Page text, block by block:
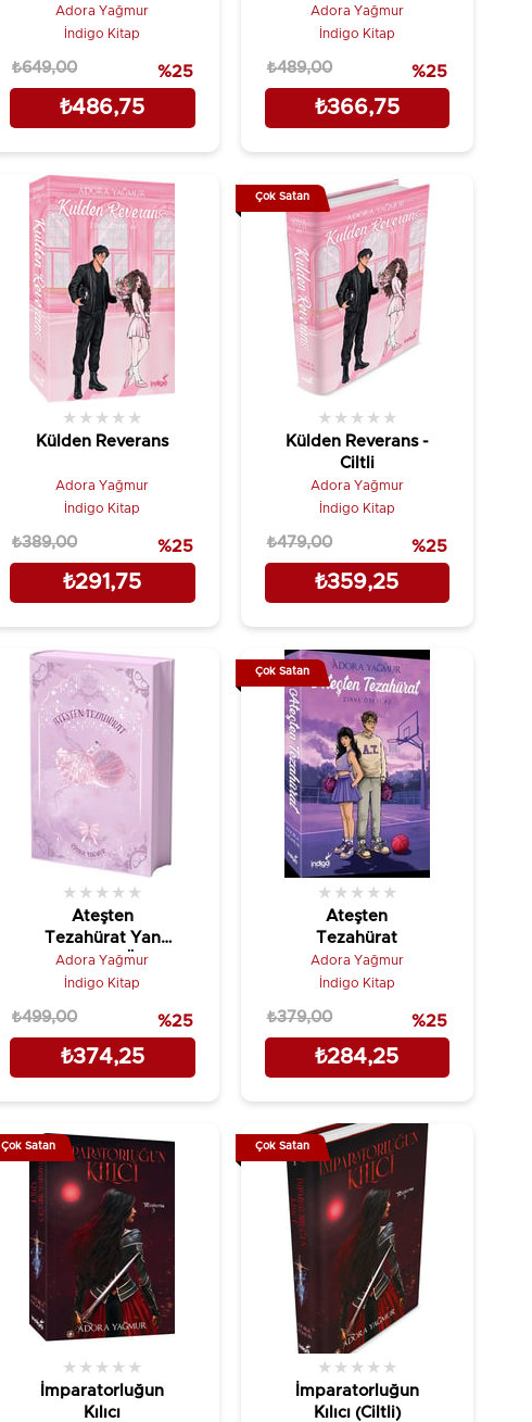
(Kutulu)
Adora Yağmur
İndigo Kitap
₺486,75
₺649,00 %25
Wisteria 3
Adora Yağmur
İndigo Kitap
₺366,75
₺489,00 %25
Külden Reverans
★ ★ ★ ★ ★
Adora Yağmur
İndigo Kitap
₺291,75
₺389,00 %25
Külden Reverans -
Ciltli
★ ★ ★ ★ ★
Adora Yağmur
İndigo Kitap
₺359,25
₺479,00 %25
Çok Satan
Ateşten
Tezahürat Yan
Boyamalı Özel
Baskı - Ciltli
★ ★ ★ ★ ★
Adora Yağmur
İndigo Kitap
₺374,25
₺499,00 %25
Ateşten
Tezahürat
★ ★ ★ ★ ★
Adora Yağmur
İndigo Kitap
₺284,25
₺379,00 %25
Çok Satan
İmparatorluğun
Kılıcı
★ ★ ★ ★ ★
Çok Satan
İmparatorluğun
Kılıcı (Ciltli)
★ ★ ★ ★ ★
Çok Satan